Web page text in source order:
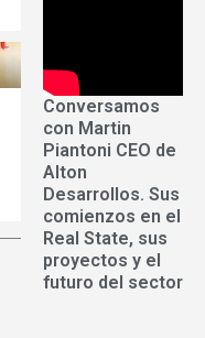
Conversamos
con Martin
Piantoni CEO de
Alton
Desarrollos. Sus
comienzos en el
Real State, sus
proyectos y el
futuro del sector